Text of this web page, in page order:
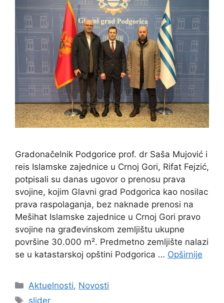
Gradonačelnik Podgorice prof. dr Saša Mujović i
reis Islamske zajednice u Crnoj Gori, Rifat Fejzić,
potpisali su danas ugovor o prenosu prava
svojine, kojim Glavni grad Podgorica kao nosilac
prava raspolaganja, bez naknade prenosi na
Mešihat Islamske zajednice u Crnoj Gori pravo
svojine na građevinskom zemljištu ukupne
površine 30.000 m². Predmetno zemljište nalazi
se u katastarskoj opštini Podgorica … Opširnije
Kategorije
Aktuelnosti, Novosti
Oznake
slider